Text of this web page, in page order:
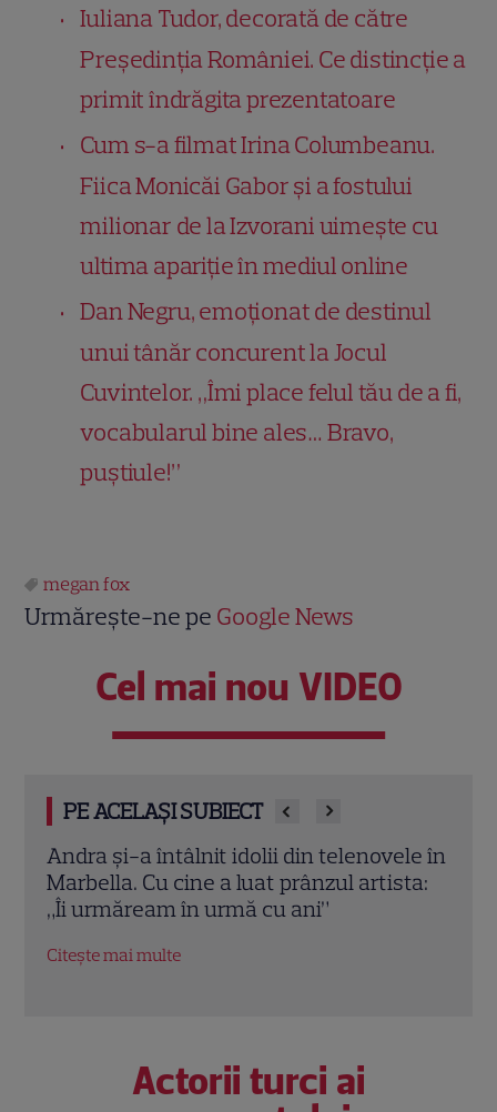
Iuliana Tudor, decorată de către
Președinția României. Ce distincție a
primit îndrăgita prezentatoare
Cum s-a filmat Irina Columbeanu.
Fiica Monicăi Gabor și a fostului
milionar de la Izvorani uimește cu
ultima apariție în mediul online
Dan Negru, emoționat de destinul
unui tânăr concurent la Jocul
Cuvintelor. „Îmi place felul tău de a fi,
vocabularul bine ales… Bravo,
puștiule!”
megan fox
Urmărește-ne pe Google News
Cel mai nou VIDEO
PE ACELAȘI SUBIECT
Jennifer Aniston și Courteney Cox,
vacanță de lux în Mallorca alături de
Pedro Pascal. Imagini spectaculoase
Citește mai multe
Actorii turci ai